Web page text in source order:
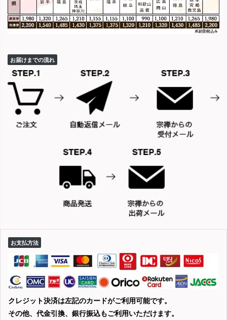
お届けまでの流れ
お支払方法
クレジット決済は左記のカードがご利用可能です。
その他、代金引換、銀行振込もご利用いただけます。